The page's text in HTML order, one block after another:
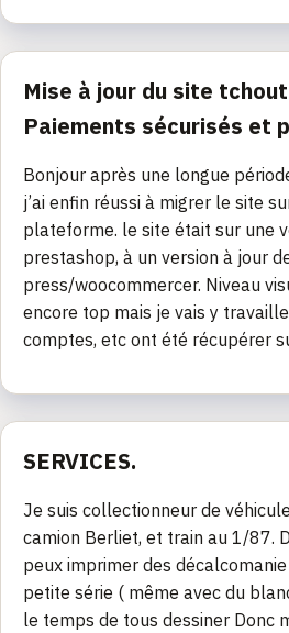
Mise à jour du site
Paiements sécurisés et
Bonjour après une longue
j’ai enfin réussi à migrer le site
plateforme. le site était sur une
prestashop, à un version à jour
press/woocommercer. Niveau
encore top mais je vais y
comptes, etc ont été récupérer
SERVICES.
Je suis collectionneur de
camion Berliet, et train au 1/87.
peux imprimer des décalcomanie
petite série ( même avec du
le temps de tous dessiner Donc